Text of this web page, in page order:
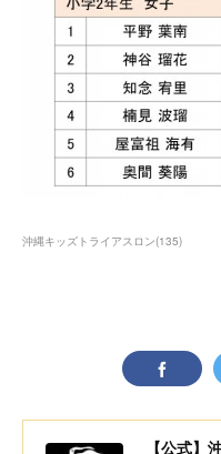
沖縄キッズトライアスロン(135)